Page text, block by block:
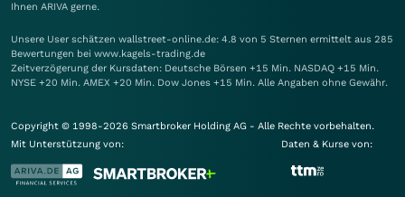
Ihnen ARIVA gerne.
Unsere User schätzen wallstreet-online.de: 4.8 von 5 Sternen ermittelt aus 285
Bewertungen bei www.kagels-trading.de
Zeitverzögerung der Kursdaten: Deutsche Börsen +15 Min. NASDAQ +15 Min.
NYSE +20 Min. AMEX +20 Min. Dow Jones +15 Min. Alle Angaben ohne Gewähr.
Copyright © 1998-2026 Smartbroker Holding AG - Alle Rechte vorbehalten.
Mit Unterstützung von:
Daten & Kurse von: